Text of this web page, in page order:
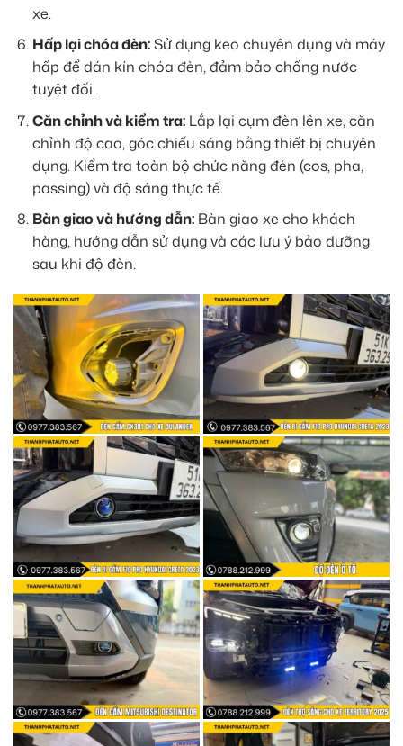
xe.
Hấp lại chóa đèn:Sử dụng keo chuyên dụng và máy
hấp để dán kín chóa đèn, đảm bảo chống nước
tuyệt đối.
Căn chỉnh và kiểm tra:Lắp lại cụm đèn lên xe, căn
chỉnh độ cao, góc chiếu sáng bằng thiết bị chuyên
dụng. Kiểm tra toàn bộ chức năng đèn (cos, pha,
passing) và độ sáng thực tế.
Bàn giao và hướng dẫn:Bàn giao xe cho khách
hàng, hướng dẫn sử dụng và các lưu ý bảo dưỡng
sau khi độ đèn.